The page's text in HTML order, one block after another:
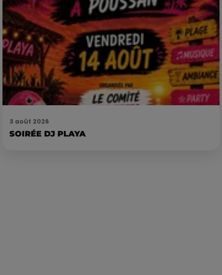
3 août 2026
SOIRÉE DJ PLAYA